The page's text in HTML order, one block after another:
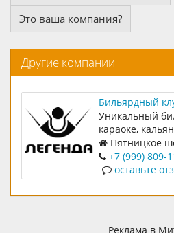
Это ваша компания?
Другие компании
Бильярдный
Уникальный
караоке,
Пятницкое
этаж+7 (999) 809-
оставьте
Реклама в